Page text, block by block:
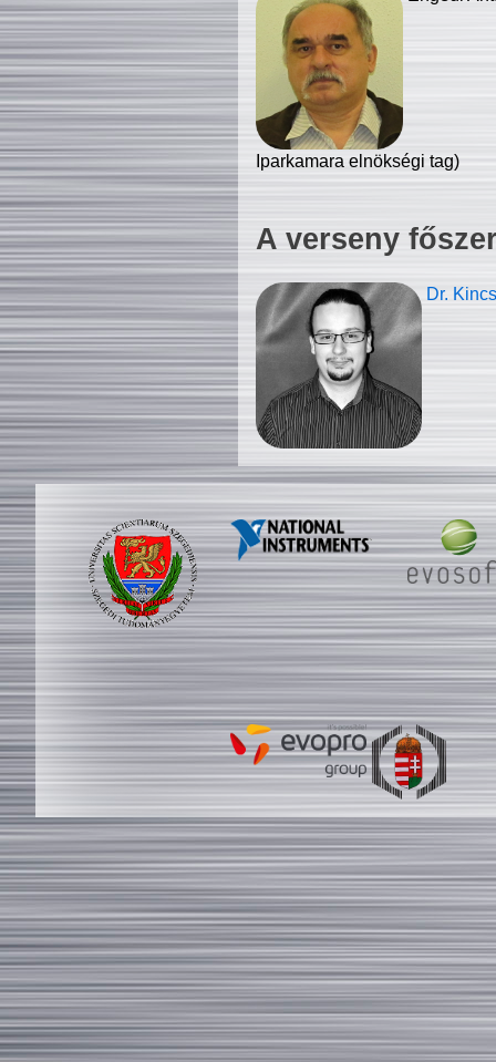
Iparkamara elnökségi tag)
A verseny
Dr.